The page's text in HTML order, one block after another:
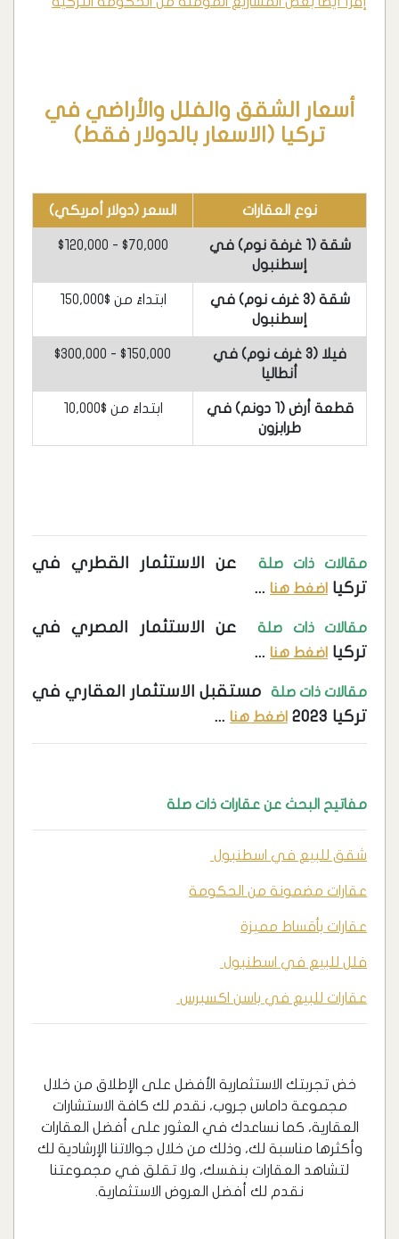
أسعار الشقق والفلل والأراضي في
تركيا (الاسعار بالدولار فقط)
نوع العقارات السعر (دولار أمريكي)
شقة (1 غرفة نوم) في
إسطنبول
$70,000 - $120,000
شقة (3 غرف نوم) في
إسطنبول
ابتداءً من $150,000
فيلا (3 غرف نوم) في
أنطاليا
$150,000 - $300,000
قطعة أرض (1 دونم) في
طرابزون
ابتداءً من $10,000
مقالات ذات صلة
عن الاستثمار القطري في
تركيا اضغط هنا ...
مقالات ذات صلةعن الاستثمار المصري في
تركيا اضغط هنا ...
مقالات ذات صلة
مستقبل الاستثمار العقاري في
تركيا 2023
اضغط هنا ...
مفاتيح البحث عن عقارات ذات صلة
شقق للبيع في اسطنبول
عقارات مضمونة من الحكومة
عقارات بأقساط مميزة
فلل للبيع في اسطنبول
عقارات للبيع في باسن اكسبرس
خض تجربتك الاستثمارية الأفضل على الإطلاق من خلال
مجموعة داماس جروب، نقدم لك كافة الاستشارات
العقارية، كما نساعدك في العثور على أفضل العقارات
وأكثرها مناسبة لك، وذلك من خلال جوالاتنا الإرشادية لك
لتشاهد العقارات بنفسك، ولا تقلق في مجموعتنا
نقدم لك أفضل العروض الاستثمارية.